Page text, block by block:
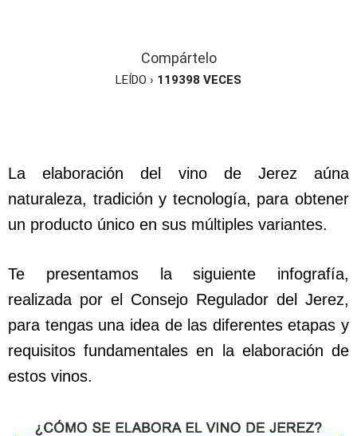
Compártelo
LEÍDO › 119398 VECES
La elaboración del vino de Jerez aúna
naturaleza, tradición y tecnología, para obtener
un producto único en sus múltiples variantes.
Te presentamos la siguiente infografía,
realizada por el Consejo Regulador del Jerez,
para tengas una idea de las diferentes etapas y
requisitos fundamentales en la elaboración de
estos vinos.